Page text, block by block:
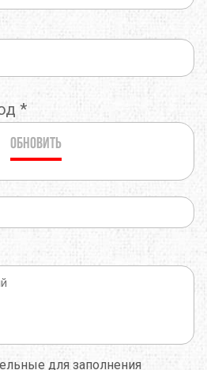
*
Обновить
для заполнения